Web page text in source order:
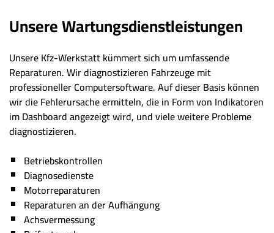
Unsere Wartungsdienstleistungen
Unsere Kfz-Werkstatt kümmert sich um umfassende
Reparaturen. Wir diagnostizieren Fahrzeuge mit
professioneller Computersoftware. Auf dieser Basis können
wir die Fehlerursache ermitteln, die in Form von Indikatoren
im Dashboard angezeigt wird, und viele weitere Probleme
diagnostizieren.
Betriebskontrollen
Diagnosedienste
Motorreparaturen
Reparaturen an der Aufhängung
Achsvermessung